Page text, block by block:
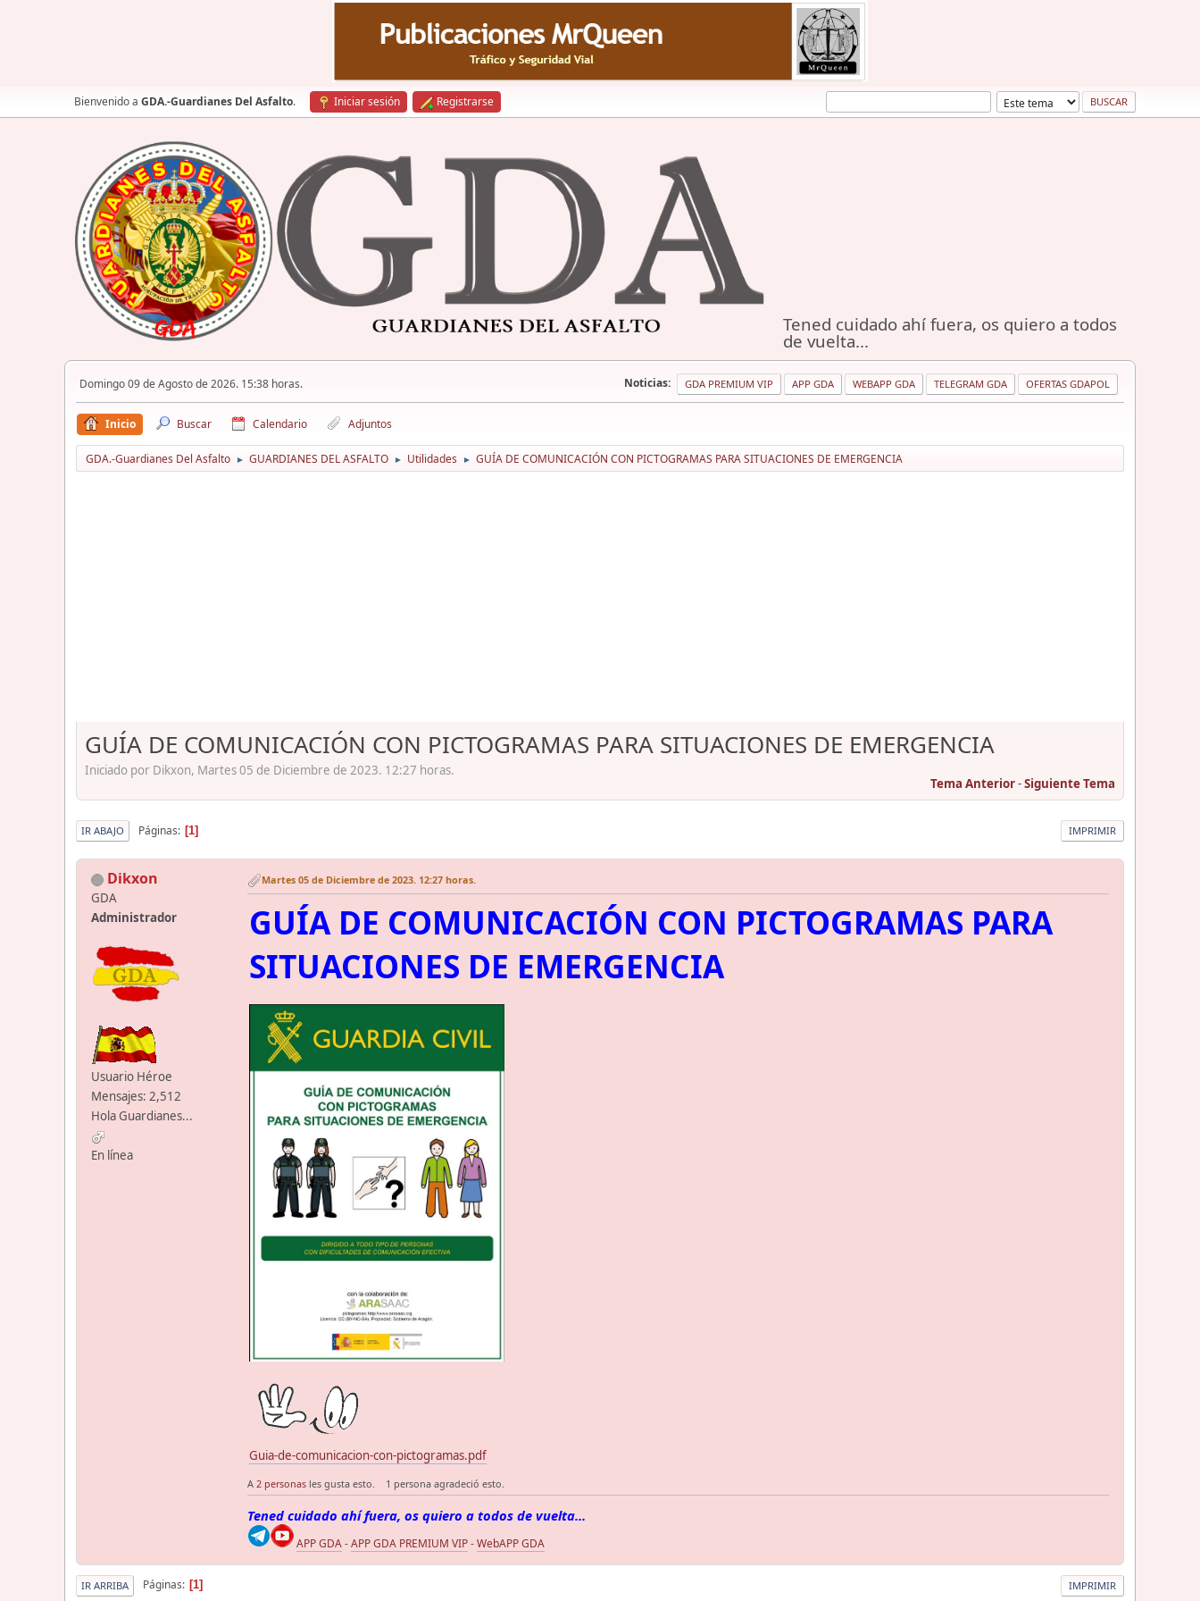
Bienvenido a GDA.-Guardianes Del Asfalto. Iniciar sesión Registrarse
Tened cuidado ahí fuera, os quiero a todos
de vuelta...
Domingo 09 de Agosto de 2026. 15:38 horas. Noticias: GDA PREMIUM VIP APP GDA WEBAPP GDA TELEGRAM GDA OFERTAS GDAPOL
Inicio Buscar Calendario Adjuntos
GDA.-Guardianes Del Asfalto ► GUARDIANES DEL ASFALTO ► Utilidades ► GUÍA DE COMUNICACIÓN CON PICTOGRAMAS PARA SITUACIONES DE EMERGENCIA
GUÍA DE COMUNICACIÓN CON PICTOGRAMAS PARA SITUACIONES DE EMERGENCIA
Iniciado por Dikxon, Martes 05 de Diciembre de 2023. 12:27 horas.
Tema Anterior-Siguiente Tema
IMPRIMIR
IR ABAJO Páginas 1
Dikxon
GDA
Administrador
Usuario Héroe
Mensajes: 2,512
Hola Guardianes...
En línea
Martes 05 de Diciembre de 2023. 12:27 horas.
GUÍA DE COMUNICACIÓN CON PICTOGRAMAS PARA
SITUACIONES DE EMERGENCIA
Guia-de-comunicacion-con-pictogramas.pdf
A 2 personas les gusta esto. 1 persona agradeció esto.
Tened cuidado ahí fuera, os quiero a todos de vuelta...
APP GDA-APP GDA PREMIUM VIP-WebAPP GDA
IMPRIMIR
IR ARRIBA Páginas 1